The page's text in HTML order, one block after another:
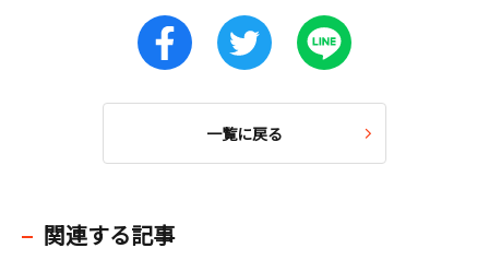
一覧に戻る
関連する記事